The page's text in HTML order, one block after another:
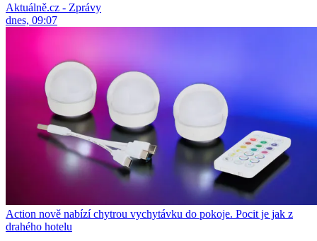
Aktuálně.cz - Zprávy
dnes, 09:07
Action nově nabízí chytrou vychytávku do pokoje. Pocit je jak z
drahého hotelu